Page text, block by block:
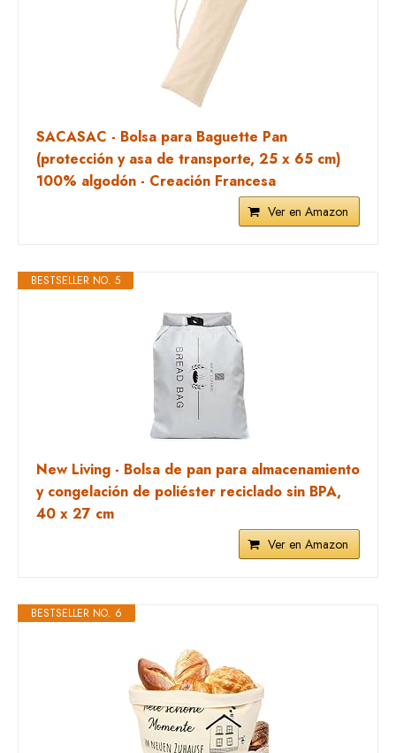
SACASAC - Bolsa para Baguette Pan
(protección y asa de transporte, 25 x 65 cm)
100% algodón - Creación Francesa
Ver en Amazon
BESTSELLER NO. 5
New Living - Bolsa de pan para almacenamiento
y congelación de poliéster reciclado sin BPA,
40 x 27 cm
Ver en Amazon
BESTSELLER NO. 6